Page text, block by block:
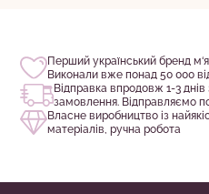
Перший український бренд
Виконали вже понад 50 000
Відправка впродовж 1-3
замовлення. Відправляємо
Власне виробництво із
матеріалів, ручна робота